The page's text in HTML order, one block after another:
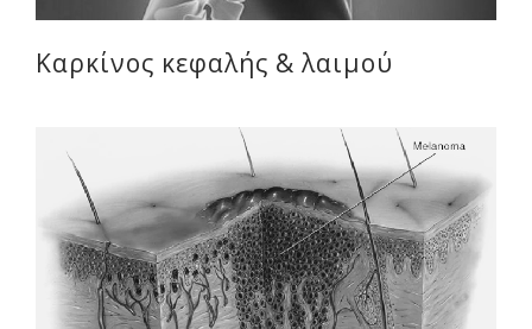
Καρκίνος κεφαλής & λαιμού